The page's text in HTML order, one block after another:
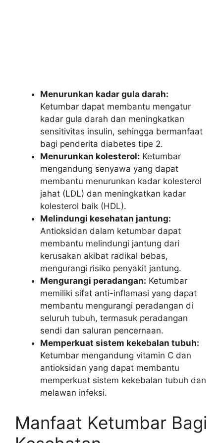
Menurunkan kadar gula darah:
Ketumbar dapat membantu mengatur
kadar gula darah dan meningkatkan
sensitivitas insulin, sehingga bermanfaat
bagi penderita diabetes tipe 2.
Menurunkan kolesterol: Ketumbar
mengandung senyawa yang dapat
membantu menurunkan kadar kolesterol
jahat (LDL) dan meningkatkan kadar
kolesterol baik (HDL).
Melindungi kesehatan jantung:
Antioksidan dalam ketumbar dapat
membantu melindungi jantung dari
kerusakan akibat radikal bebas,
mengurangi risiko penyakit jantung.
Mengurangi peradangan: Ketumbar
memiliki sifat anti-inflamasi yang dapat
membantu mengurangi peradangan di
seluruh tubuh, termasuk peradangan
sendi dan saluran pencernaan.
Memperkuat sistem kekebalan tubuh:
Ketumbar mengandung vitamin C dan
antioksidan yang dapat membantu
memperkuat sistem kekebalan tubuh dan
melawan infeksi.
Manfaat Ketumbar Bagi